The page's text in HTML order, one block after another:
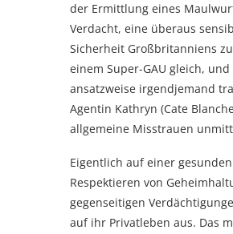
der Ermittlung eines
Verdacht, eine überaus
Sicherheit Großbritanniens
einem Super-GAU gleich,
ansatzweise irgendjemand
Agentin Kathryn (Cate
allgemeine Misstrauen
Eigentlich auf einer
Respektieren von
gegenseitigen
auf ihr Privatleben aus. Das